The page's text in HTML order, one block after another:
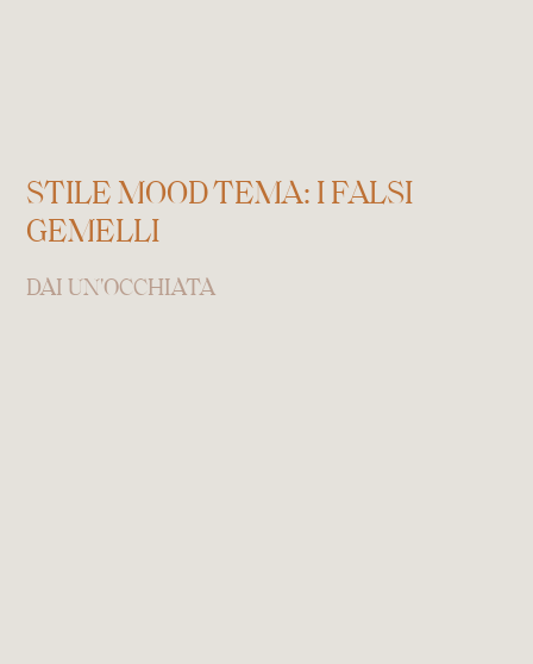
STILE MOOD TEMA: I FALSI
GEMELLI
DAI UN'OCCHIATA